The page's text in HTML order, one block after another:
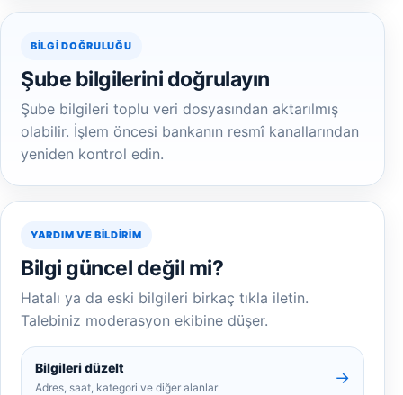
BILGI DOĞRULUĞU
Şube bilgilerini doğrulayın
Şube bilgileri toplu veri dosyasından aktarılmış
olabilir. İşlem öncesi bankanın resmî kanallarından
yeniden kontrol edin.
YARDIM VE BILDIRIM
Bilgi güncel değil mi?
Hatalı ya da eski bilgileri birkaç tıkla iletin.
Talebiniz moderasyon ekibine düşer.
Bilgileri düzelt
Adres, saat, kategori ve diğer alanlar
→